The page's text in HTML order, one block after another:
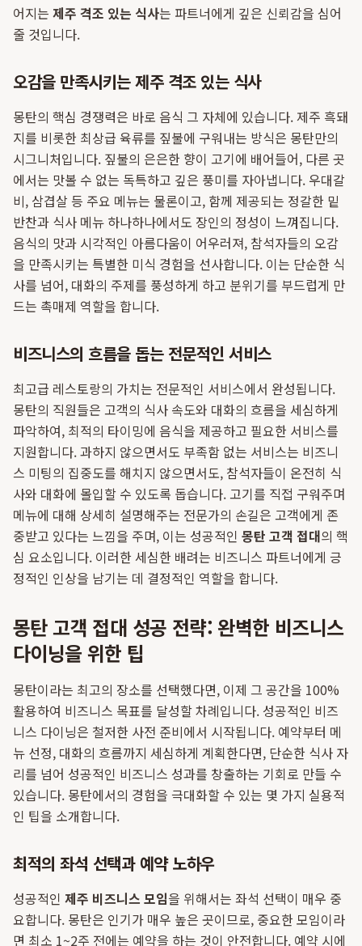
어지는 제주 격조 있는 식사는 파트너에게 깊은 신뢰감을 심어
줄 것입니다.
오감을 만족시키는 제주 격조 있는 식사
몽탄의 핵심 경쟁력은 바로 음식 그 자체에 있습니다. 제주 흑돼
지를 비롯한 최상급 육류를 짚불에 구워내는 방식은 몽탄만의
시그니처입니다. 짚불의 은은한 향이 고기에 배어들어, 다른 곳
에서는 맛볼 수 없는 독특하고 깊은 풍미를 자아냅니다. 우대갈
비, 삼겹살 등 주요 메뉴는 물론이고, 함께 제공되는 정갈한 밑
반찬과 식사 메뉴 하나하나에서도 장인의 정성이 느껴집니다.
음식의 맛과 시각적인 아름다움이 어우러져, 참석자들의 오감
을 만족시키는 특별한 미식 경험을 선사합니다. 이는 단순한 식
사를 넘어, 대화의 주제를 풍성하게 하고 분위기를 부드럽게 만
드는 촉매제 역할을 합니다.
비즈니스의 흐름을 돕는 전문적인 서비스
최고급 레스토랑의 가치는 전문적인 서비스에서 완성됩니다.
몽탄의 직원들은 고객의 식사 속도와 대화의 흐름을 세심하게
파악하여, 최적의 타이밍에 음식을 제공하고 필요한 서비스를
지원합니다. 과하지 않으면서도 부족함 없는 서비스는 비즈니
스 미팅의 집중도를 해치지 않으면서도, 참석자들이 온전히 식
사와 대화에 몰입할 수 있도록 돕습니다. 고기를 직접 구워주며
메뉴에 대해 상세히 설명해주는 전문가의 손길은 고객에게 존
중받고 있다는 느낌을 주며, 이는 성공적인 몽탄 고객 접대의 핵
심 요소입니다. 이러한 세심한 배려는 비즈니스 파트너에게 긍
정적인 인상을 남기는 데 결정적인 역할을 합니다.
몽탄 고객 접대 성공 전략: 완벽한 비즈니스
다이닝을 위한 팁
몽탄이라는 최고의 장소를 선택했다면, 이제 그 공간을 100%
활용하여 비즈니스 목표를 달성할 차례입니다. 성공적인 비즈
니스 다이닝은 철저한 사전 준비에서 시작됩니다. 예약부터 메
뉴 선정, 대화의 흐름까지 세심하게 계획한다면, 단순한 식사 자
리를 넘어 성공적인 비즈니스 성과를 창출하는 기회로 만들 수
있습니다. 몽탄에서의 경험을 극대화할 수 있는 몇 가지 실용적
인 팁을 소개합니다.
최적의 좌석 선택과 예약 노하우
성공적인 제주 비즈니스 모임을 위해서는 좌석 선택이 매우 중
요합니다. 몽탄은 인기가 매우 높은 곳이므로, 중요한 모임이라
면 최소 1~2주 전에는 예약을 하는 것이 안전합니다. 예약 시에